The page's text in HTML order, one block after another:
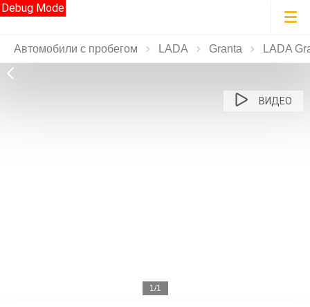
Debug Mode
Автомобили с пробегом LADA Granta LADA
1/1
ВИДЕО